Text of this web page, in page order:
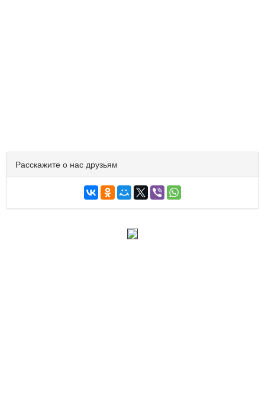
Расскажите о нас друзьям